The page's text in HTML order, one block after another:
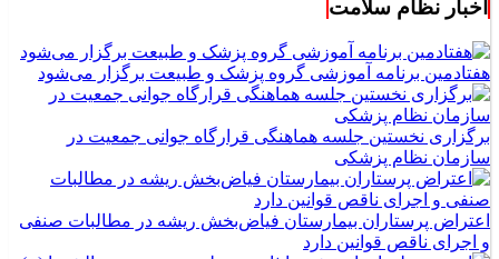
اخبار نظام سلامت
هفتادمین برنامه آموزشی گروه پزشک و طبیعت برگزار می‌شود
برگزاری نخستین جلسه هماهنگی قرارگاه جوانی جمعیت در
سازمان نظام پزشکی
اعتراض پرستاران بیمارستان فیاض‌بخش ریشه در مطالبات صنفی
و اجرای ناقص قوانین دارد